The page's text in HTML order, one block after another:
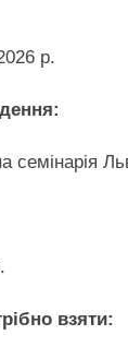
р.
семінарія
взяти: